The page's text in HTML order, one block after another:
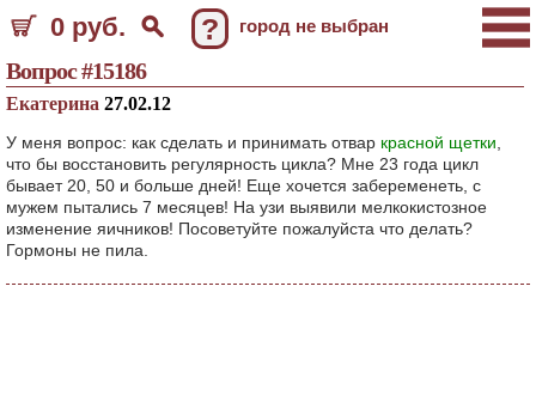
0 руб. ? город не выбран
Вопрос #15186
Екатерина 27.02.12
У меня вопрос: как сделать и принимать отвар красной щетки
что бы восстановить регулярность цикла? Мне 23 года цикл
бывает 20, 50 и больше дней! Еще хочется забеременеть, с
мужем пытались 7 месяцев! На узи выявили мелкокистозное
изменение яичников! Посоветуйте пожалуйста что делать?
Гормоны не пила.